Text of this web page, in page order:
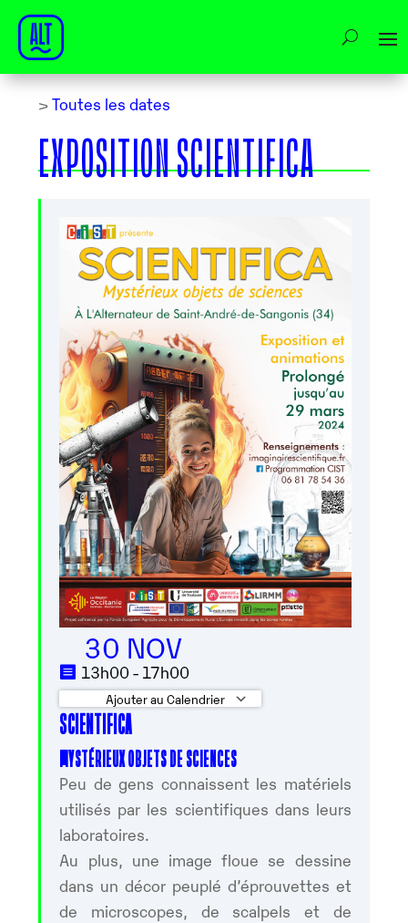
> Toutes les dates
EXPOSITION SCIENTIFICA
30 NOV
13h00 - 17h00
Ajouter au Calendrier
Télécharger ICS
SCIENTIFICA
MYSTÉRIEUX OBJETS DE SCIENCES
Peu de gens connaissent les matériels
utilisés par les scientifiques dans leurs
laboratoires.
Au plus, une image floue se dessine
dans un décor peuplé d’éprouvettes et
de microscopes, de scalpels et de